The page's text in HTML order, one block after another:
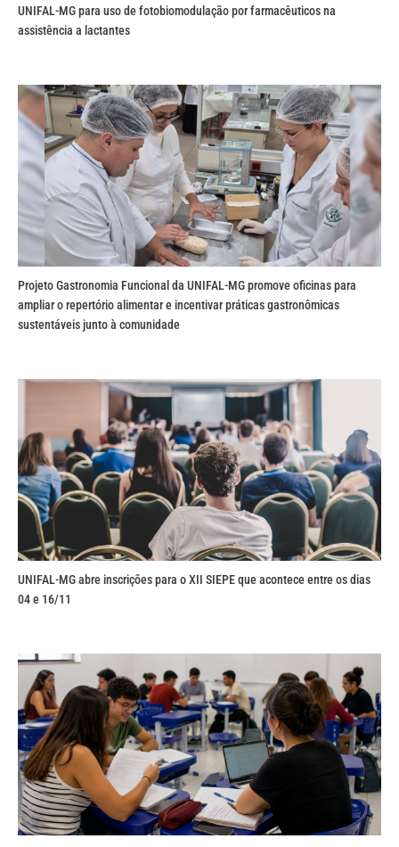
UNIFAL-MG para uso de fotobiomodulação por farmacêuticos na
assistência a lactantes
Projeto Gastronomia Funcional da UNIFAL-MG promove oficinas para
ampliar o repertório alimentar e incentivar práticas gastronômicas
sustentáveis junto à comunidade
UNIFAL-MG abre inscrições para o XII SIEPE que acontece entre os dias
04 e 16/11